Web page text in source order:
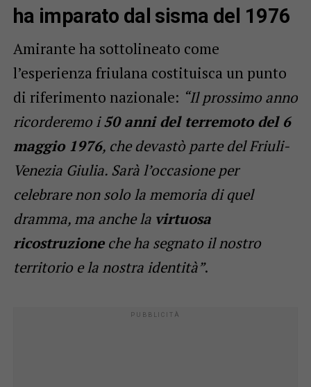
ha imparato dal sisma del 1976
Amirante ha sottolineato come
l’esperienza friulana costituisca un punto
di riferimento nazionale: “Il prossimo anno
ricorderemo i50 anni del terremoto del 6
maggio 1976, che devastò parte del Friuli-
Venezia Giulia. Sarà l’occasione per
celebrare non solo la memoria di quel
dramma, ma anche la virtuosa
ricostruzioneche ha segnato il nostro
territorio e la nostra identità”.